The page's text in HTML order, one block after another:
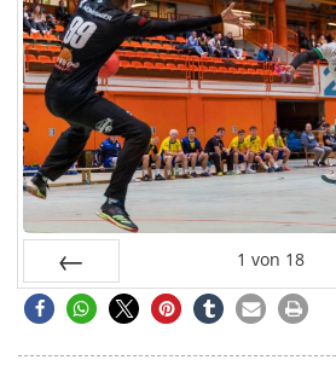
Zurück
1 von 18